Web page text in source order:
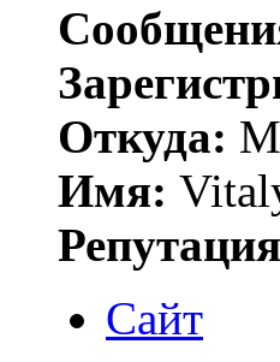
Откуда:
Имя:
Сайт